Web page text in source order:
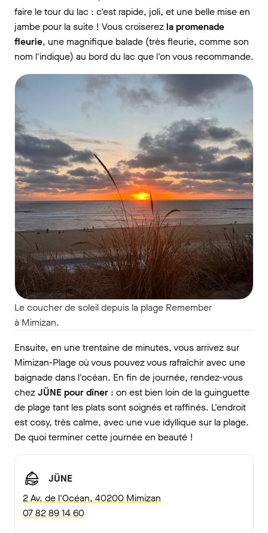
faire le tour du lac : c'est rapide, joli, et une belle mise en
jambe pour la suite ! Vous croiserezla promenade
fleurie, une magnifique balade (très fleurie, comme son
nom l'indique) au bord du lac que l'on vous recommande.
Le coucher de soleil depuis la plage Remember
à Mimizan.
Ensuite, en une trentaine de minutes, vous arrivez sur
Mimizan-Plage où vous pouvez vous rafraîchir avec une
baignade dans l'océan. En fin de journée, rendez-vous
chezJÜNE pour dîner : on est bien loin de la guinguette
de plage tant les plats sont soignés et raffinés. L'endroit
est cosy, très calme, avec une vue idyllique sur la plage.
De quoi terminer cette journée en beauté !
JÜNE
2 Av. de l'Océan, 40200 Mimizan
07 82 89 14 60